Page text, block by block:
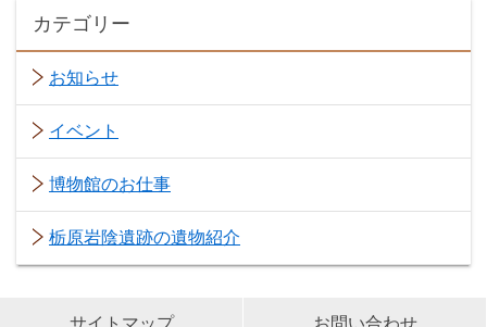
カテゴリー
お知らせ
イベント
博物館のお仕事
栃原岩陰遺跡の遺物紹介
サイトマップ お問い合わせ